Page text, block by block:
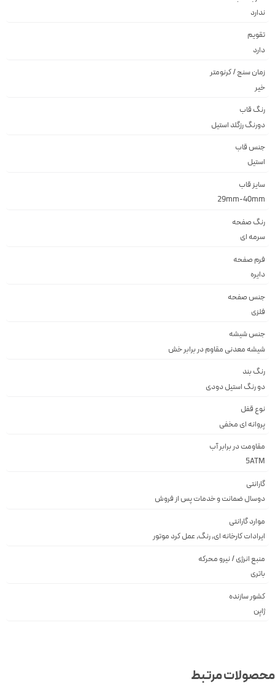
ندارد
تقویم
دارد
زمان سنج / کرنومتر
خیر
رنگ قاب
دورنگ رزگلد استيل
جنس قاب
استيل
سایز قاب
29mm-40mm
رنگ صفحه
سرمه اى
فرم صفحه
دايره
جنس صفحه
فلزى
جنس شیشه
شيشه معدنى مقاوم در برابر خش
رنگ بند
دو رنگ استيل دودى
نوع قفل
پروانه اى مخفى
مقاومت در برابر آب
5ATM
گارانتی
دوسال ضمانت و خدمات پس از فروش
موارد گارانتی
ایرادات کارخانه ای, رنگ, عمل کرد موتور
منبع انرژی / نیرو محرکه
باتری
کشور سازنده
ژاپن
مرتبط